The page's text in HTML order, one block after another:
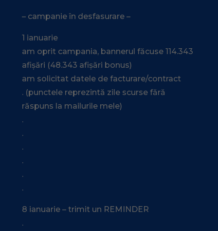
– campanie în desfasurare –
1 ianuarie
am oprit campania, bannerul făcuse 114.343
afișări (48.343 afișări bonus)
am solicitat datele de facturare/contract
. (punctele reprezintă zile scurse fără
răspuns la mailurile mele)
.
.
.
.
.
.
8 ianuarie – trimit un REMINDER
.